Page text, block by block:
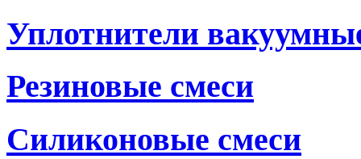
Уплотнители
Резиновые смеси
Силиконовые смеси